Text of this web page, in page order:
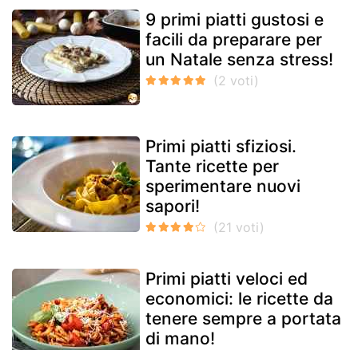
9 primi piatti gustosi e
facili da preparare per
un Natale senza stress!
Primi piatti sfiziosi.
Tante ricette per
sperimentare nuovi
sapori!
Primi piatti veloci ed
economici: le ricette da
tenere sempre a portata
di mano!